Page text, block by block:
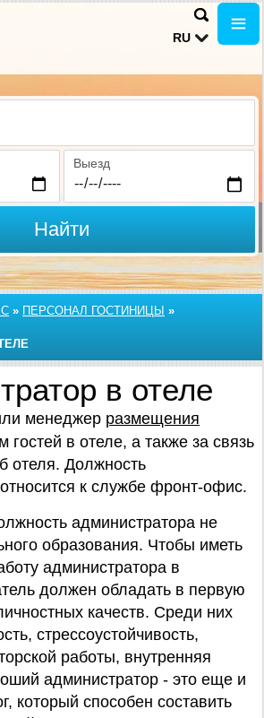
RU
Выезд
Найти
» ПЕРСОНАЛ ГОСТИНИЦЫ »
в отеле
менеджер размещения
гостей в отеле, а также за связь
отеля. Должность
к службе фронт-офис.
администратора не
образования. Чтобы иметь
администратора в
должен обладать в первую
качеств. Среди них
стрессоустойчивость,
работы, внутренняя
администратор - это еще и
который способен составить